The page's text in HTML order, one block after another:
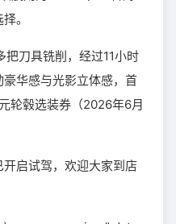
。
把刀具铣削，经过11小时
华感与光影立体感，首
轮毂选装券（2026年6月
启试驾，欢迎大家到店